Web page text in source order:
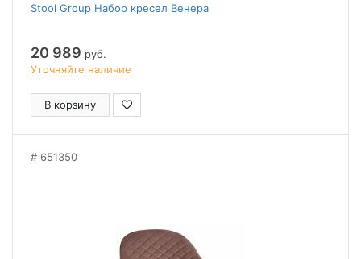
Stool Group Набор кресел Венера
20 989 руб.
Уточняйте наличие
В корзину
651350